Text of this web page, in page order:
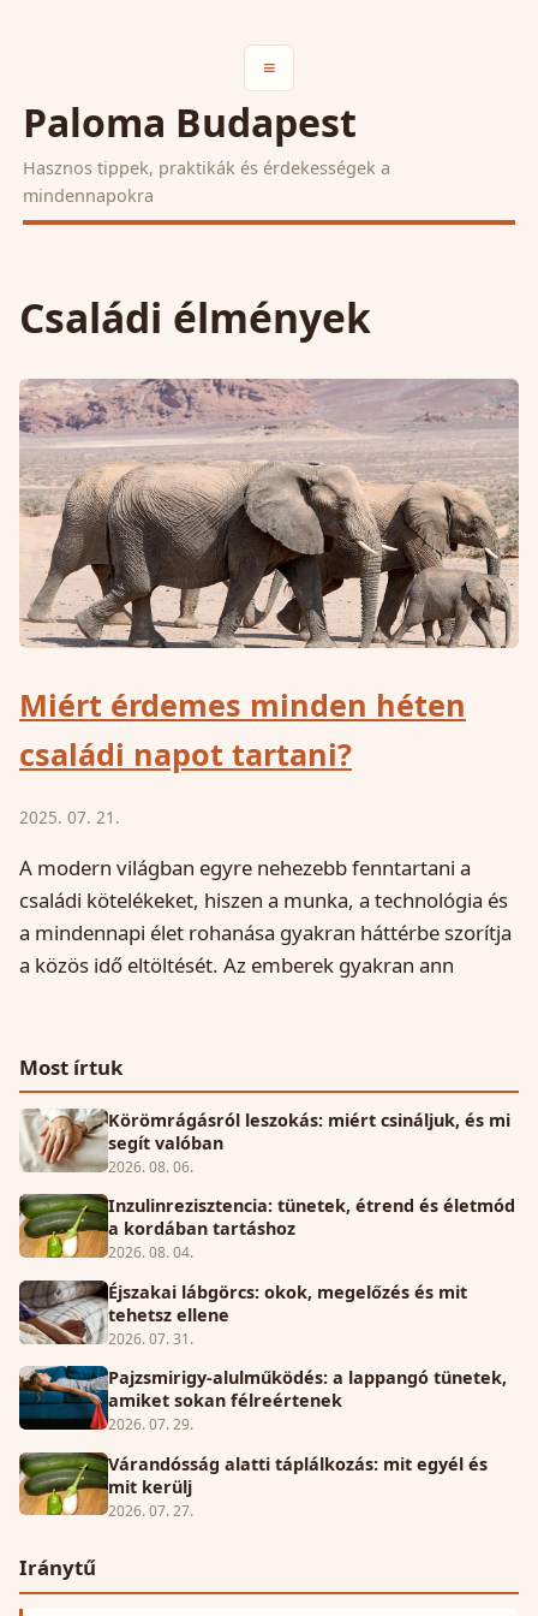
≡
Paloma Budapest
Hasznos tippek, praktikák és érdekességek a
mindennapokra
Családi élmények
Miért érdemes minden héten
családi napot tartani?
2025. 07. 21.
A modern világban egyre nehezebb fenntartani a
családi kötelékeket, hiszen a munka, a technológia és
a mindennapi élet rohanása gyakran háttérbe szorítja
a közös idő eltöltését. Az emberek gyakran ann
Most írtuk
Körömrágásról leszokás: miért csináljuk, és mi
segít valóban
2026. 08. 06.
Inzulinrezisztencia: tünetek, étrend és életmód
a kordában tartáshoz
2026. 08. 04.
Éjszakai lábgörcs: okok, megelőzés és mit
tehetsz ellene
2026. 07. 31.
Pajzsmirigy-alulműködés: a lappangó tünetek,
amiket sokan félreértenek
2026. 07. 29.
Várandósság alatti táplálkozás: mit egyél és
mit kerülj
2026. 07. 27.
Iránytű